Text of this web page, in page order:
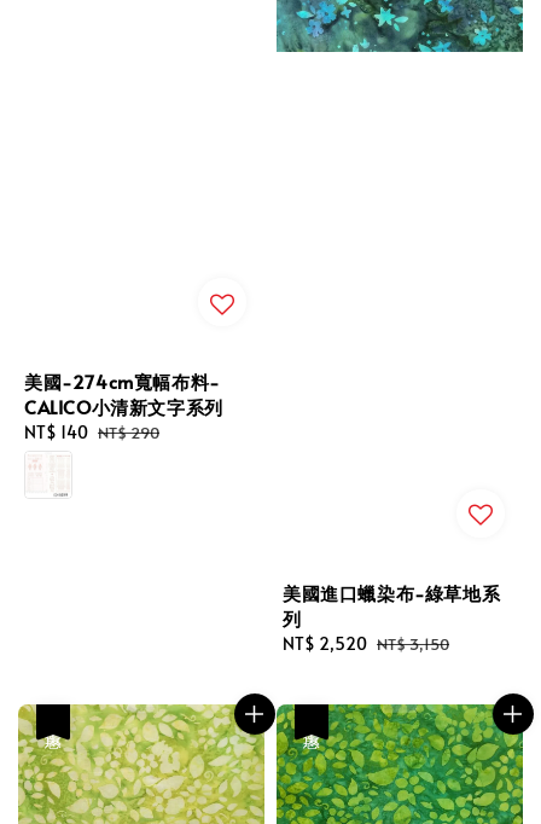
美國-274cm寬幅布料-
CALICO小清新文字系列
Sale
price
NT$ 140 Regular
NT$ 290
美國進口蠟染布-綠草地系
列
Sale
NT$ 2,520 Regular
NT$ 3,150